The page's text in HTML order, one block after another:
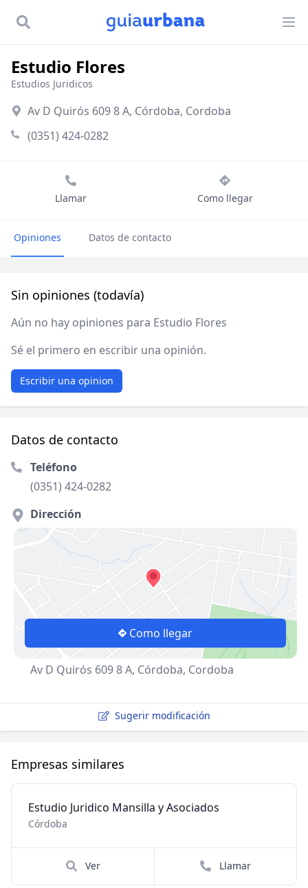
Estudio Flores
Estudios Juridicos
Av D Quirós 609 8 A, Córdoba, Cordoba
(0351) 424-0282
Llamar Como llegar
Opiniones Datos de contacto
Sin opiniones (todavía)
Aún no hay opiniones para Estudio Flores
Sé el primero en escribir una opinión.
Escribir una opinion
Datos de contacto
Teléfono
(0351) 424-0282
Dirección
Como llegar
Av D Quirós 609 8 A, Córdoba, Cordoba
Sugerir modificación
Empresas similares
Estudio Juridico Mansilla y Asociados
Córdoba
Ver Llamar